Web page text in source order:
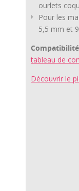
ourlets
Pour les
5,5 mm et
tableau de
Découvrir le